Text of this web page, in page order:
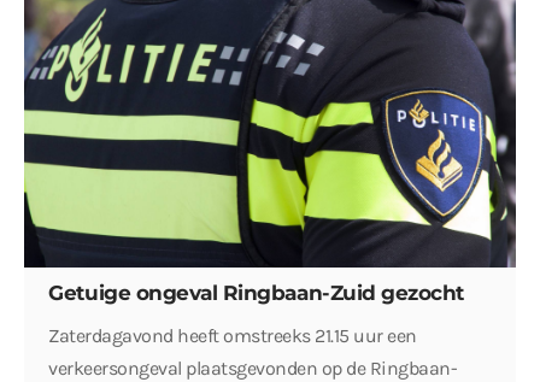
Getuige ongeval Ringbaan-Zuid gezocht
Zaterdagavond heeft omstreeks 21.15 uur een
verkeersongeval plaatsgevonden op de Ringbaan-